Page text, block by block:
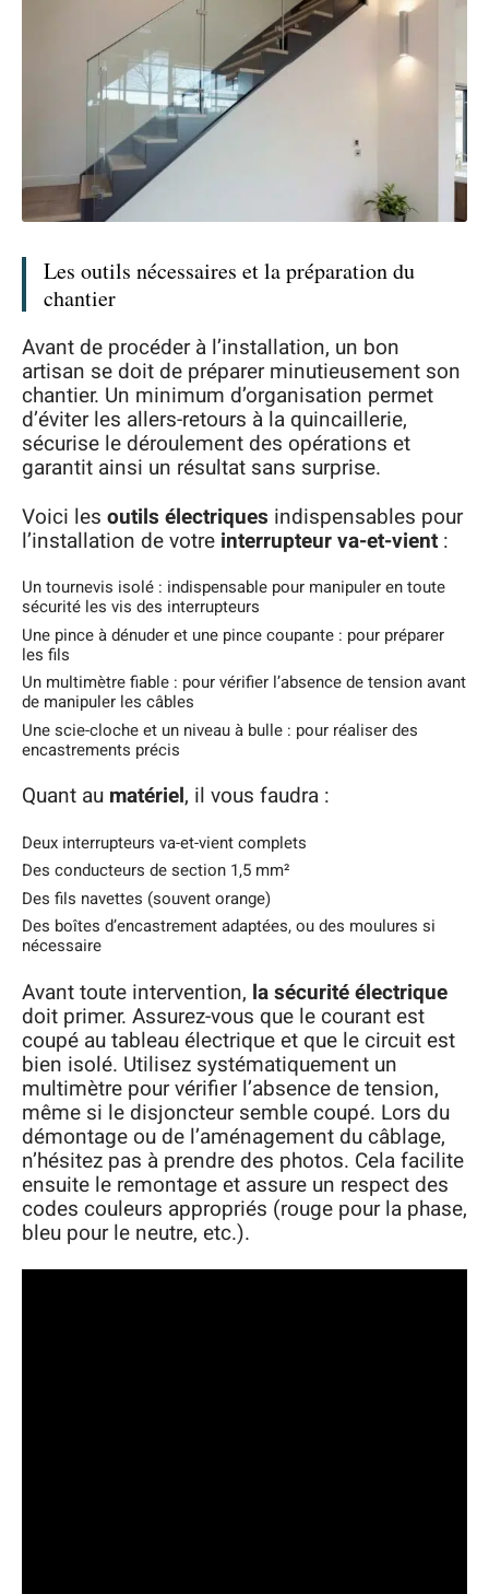
Les outils nécessaires et la préparation du
chantier
Avant de procéder à l’installation, un bon
artisan se doit de préparer minutieusement son
chantier. Un minimum d’organisation permet
d’éviter les allers-retours à la quincaillerie,
sécurise le déroulement des opérations et
garantit ainsi un résultat sans surprise.
Voici les outils électriques indispensables pour
l’installation de votre interrupteur va-et-vient :
Un tournevis isolé : indispensable pour manipuler en toute
sécurité les vis des interrupteurs
Une pince à dénuder et une pince coupante : pour préparer
les fils
Un multimètre fiable : pour vérifier l’absence de tension avant
de manipuler les câbles
Une scie-cloche et un niveau à bulle : pour réaliser des
encastrements précis
Quant au matériel, il vous faudra :
Deux interrupteurs va-et-vient complets
Des conducteurs de section 1,5 mm²
Des fils navettes (souvent orange)
Des boîtes d’encastrement adaptées, ou des moulures si
nécessaire
Avant toute intervention, la sécurité électrique
doit primer. Assurez-vous que le courant est
coupé au tableau électrique et que le circuit est
bien isolé. Utilisez systématiquement un
multimètre pour vérifier l’absence de tension,
même si le disjoncteur semble coupé. Lors du
démontage ou de l’aménagement du câblage,
n’hésitez pas à prendre des photos. Cela facilite
ensuite le remontage et assure un respect des
codes couleurs appropriés (rouge pour la phase,
bleu pour le neutre, etc.).